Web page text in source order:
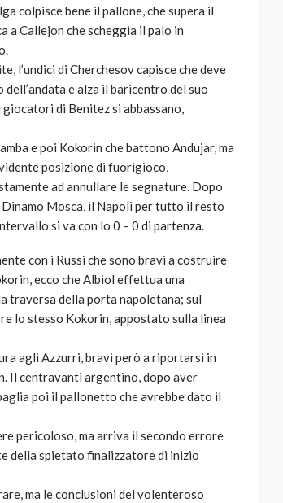
colpisce bene il pallone, che supera il
a Callejon che scheggia il palo in
l’undici di Cherchesov capisce che deve
e alza il baricentro del suo
di Benitez si abbassano,
e poi Kokorin che battono Andujar, ma
posizione di fuorigioco,
ad annullare le segnature. Dopo
Mosca, il Napoli per tutto il resto
si va con lo 0 – 0 di partenza.
con i Russi che sono bravi a costruire
ecco che Albiol effettua una
traversa della porta napoletana; sul
lo stesso Kokorin, appostato sulla linea
agli Azzurri, bravi però a riportarsi in
Il centravanti argentino, dopo aver
poi il pallonetto che avrebbe dato il
pericoloso, ma arriva il secondo errore
della spietato finalizzatore di inizio
ma le conclusioni del volenteroso